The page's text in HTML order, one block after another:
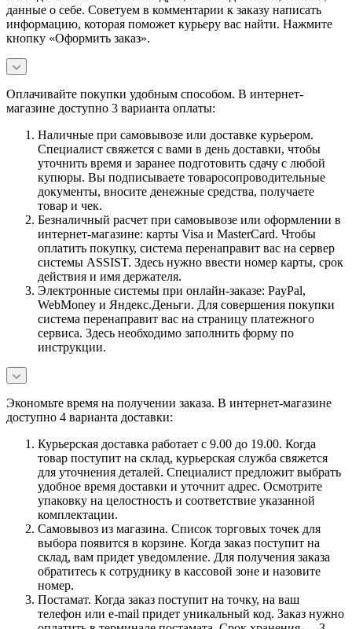
данные о себе. Советуем в комментарии к заказу написать
информацию, которая поможет курьеру вас найти. Нажмите
кнопку «Оформить заказ».
Оплачивайте покупки удобным способом. В интернет-
магазине доступно 3 варианта оплаты:
Наличные при самовывозе или доставке курьером.
Специалист свяжется с вами в день доставки, чтобы
уточнить время и заранее подготовить сдачу с любой
купюры. Вы подписываете товаросопроводительные
документы, вносите денежные средства, получаете
товар и чек.
Безналичный расчет при самовывозе или оформлении в
интернет-магазине: карты Visa и MasterCard. Чтобы
оплатить покупку, система перенаправит вас на сервер
системы ASSIST. Здесь нужно ввести номер карты, срок
действия и имя держателя.
Электронные системы при онлайн-заказе: PayPal,
WebMoney и Яндекс.Деньги. Для совершения покупки
система перенаправит вас на страницу платежного
сервиса. Здесь необходимо заполнить форму по
инструкции.
Экономьте время на получении заказа. В интернет-магазине
доступно 4 варианта доставки:
Курьерская доставка работает с 9.00 до 19.00. Когда
товар поступит на склад, курьерская служба свяжется
для уточнения деталей. Специалист предложит выбрать
удобное время доставки и уточнит адрес. Осмотрите
упаковку на целостность и соответствие указанной
комплектации.
Самовывоз из магазина. Список торговых точек для
выбора появится в корзине. Когда заказ поступит на
склад, вам придет уведомление. Для получения заказа
обратитесь к сотруднику в кассовой зоне и назовите
номер.
Постамат. Когда заказ поступит на точку, на ваш
телефон или e-mail придет уникальный код. Заказ нужно